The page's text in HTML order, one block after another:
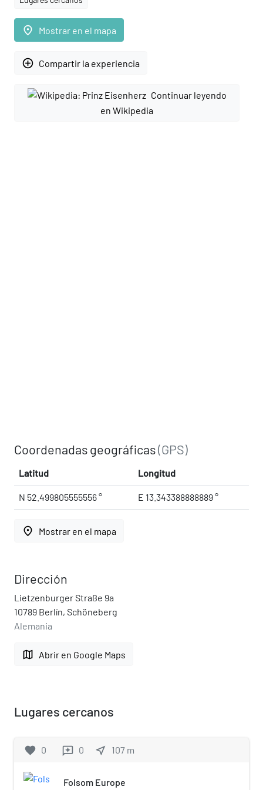
place Mostrar en el mapa
add_circle_outline Compartir la experiencia
Continuar leyendo
en Wikipedia
Coordenadas geográficas(GPS)
Latitud Longitud
N 52.499805555556 ° E 13.343388888889 °
place Mostrar en el mapa
Dirección
Lietzenburger Straße 9a
10789 Berlín, Schöneberg
Alemania
map Abrir en Google Maps
Lugares cercanos
favorite 0 reviews 0 near_me 107 m
Folsom Europe